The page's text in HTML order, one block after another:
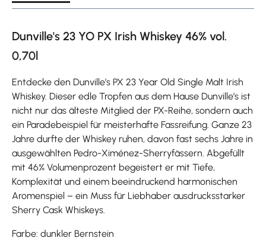
Dunville's 23 YO PX Irish Whiskey 46% vol.
0,70l
Entdecke den Dunville’s PX 23 Year Old Single Malt Irish
Whiskey. Dieser edle Tropfen aus dem Hause Dunville’s ist
nicht nur das älteste Mitglied der PX-Reihe, sondern auch
ein Paradebeispiel für meisterhafte Fassreifung. Ganze 23
Jahre durfte der Whiskey ruhen, davon fast sechs Jahre in
ausgewählten Pedro-Ximénez-Sherryfässern. Abgefüllt
mit 46% Volumenprozent begeistert er mit Tiefe,
Komplexität und einem beeindruckend harmonischen
Aromenspiel – ein Muss für Liebhaber ausdrucksstarker
Sherry Cask Whiskeys.
Farbe: dunkler Bernstein